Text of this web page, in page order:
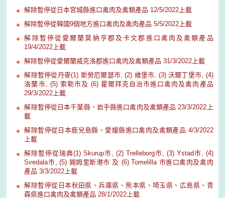
解除暫停從日本宮城縣進口禽肉及禽類產品 12/5/2022上載
解除暫停從韓國9個地方進口禽肉及禽肉產品 5/5/2022上載
解除暫停從愛爾蘭莫納亨郡及卡文郡進口禽肉及禽類產品
19/4/2022上載
解除暫停從愛爾蘭威克洛郡進口禽肉及禽類產品 31/3/2022上載
解除暫停從丹麥(1) 斯勞厄爾瑟市, (2) 維堡市, (3) 沃爾丁堡市, (4)
洛蘭市, (5) 索勒市及 (6) 霍爾拜克自治市進口禽肉及禽肉產品
29/3/2022上載
解除暫停從日本千葉縣、岩手縣進口禽肉及禽類產品 23/3/2022上
載
解除暫停從日本鹿兒島縣、愛媛縣進口禽肉及禽類產品 4/3/2022
上載
解除暫停從瑞典(1) Skurup市, (2) Trelleborg市, (3) Ystad市, (4)
Svedala市, (5) 錫姆里斯港市 及 (6) Tomelilla 市進口禽肉及禽肉
產品 3/3/2022上載
解除暫停從日本秋田県、兵庫県、熊本県、埼玉県、広島県、青
森県進口禽肉及禽類產品 28/1/2022上載